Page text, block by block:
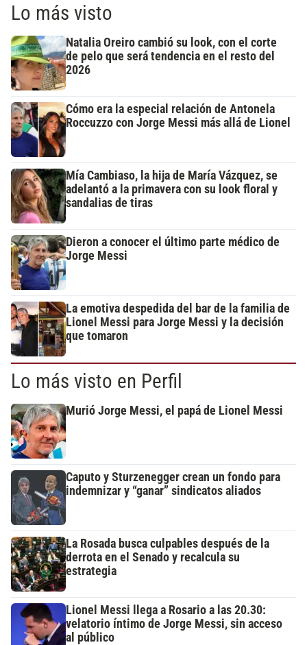
Lo más visto
Natalia Oreiro cambió su look, con el corte
de pelo que será tendencia en el resto del
2026
Cómo era la especial relación de Antonela
Roccuzzo con Jorge Messi más allá de Lionel
Mía Cambiaso, la hija de María Vázquez, se
adelantó a la primavera con su look floral y
sandalias de tiras
Dieron a conocer el último parte médico de
Jorge Messi
La emotiva despedida del bar de la familia de
Lionel Messi para Jorge Messi y la decisión
que tomaron
Lo más visto en Perfil
Murió Jorge Messi, el papá de Lionel Messi
Caputo y Sturzenegger crean un fondo para
indemnizar y “ganar” sindicatos aliados
La Rosada busca culpables después de la
derrota en el Senado y recalcula su
estrategia
Lionel Messi llega a Rosario a las 20.30:
velatorio íntimo de Jorge Messi, sin acceso
al público